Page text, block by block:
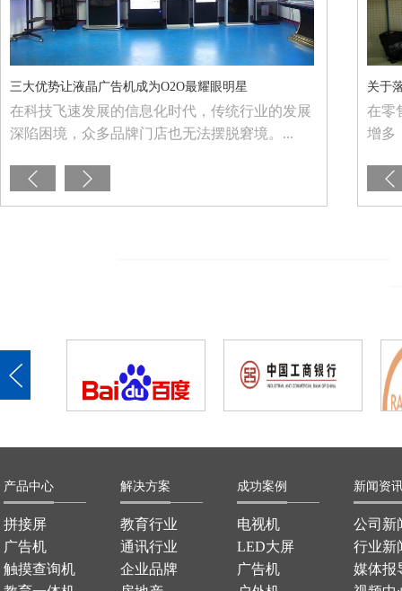
三大优势让液晶广告机成为O2O最耀眼明星
在科技飞速发展的信息化时代，传统行业的发展
深陷困境，众多品牌门店也无法摆脱窘境。...
英国RFID应
英国一个全
浪狗的野外
提升社会效率 NFC技术将改变数字标牌
在过去的20年里，手机已经从一个用于打电话的
简单便携式设备升级成最新的智能手机，...
关于
在零
增多
产品中心
拼接屏
广告机
触摸查询机
解决方案
教育行业
通讯行业
企业品牌
成功案例
电视机
LED大屏
广告机
新闻资
公司新
行业新
媒体报